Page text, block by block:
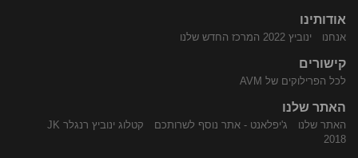
אודותינו
אנחנו ינוביץ 2022 המרכז החדש שלנו
קישורים
לכל הפרילוקים של AVM
האתר שלנו
האתר שלנו ג'יפלאנט - אתר נוסף לשרותכם
קטלוג ינוביץ רנגלר JK
2018